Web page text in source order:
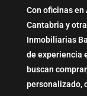
Con oficinas en
Cantabria y
Inmobiliarias
de experiencia
buscan
personalizado,